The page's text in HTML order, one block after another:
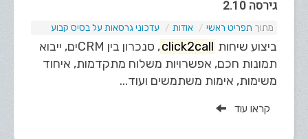
גירסה 2.10
תפריט ראשי אודות עדכוני גרסאות על בסיס קבוע
ביצוע שיחות click2call
, סנכרון בין CRMים, ייבוא
תמונות חכם, אפשרויות משלוח מתקדמות, איחוד
משימות, אימות משתמשים ועוד...
קראו עוד